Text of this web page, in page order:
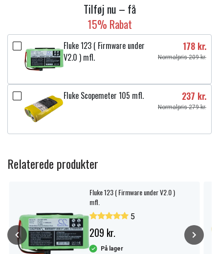
Tilføj nu – få
15% Rabat
Fluke 123 ( Firmware under
V2.0 ) mfl.
178 kr.
Normalpris 209 kr.
Fluke Scopemeter 105 mfl. 237 kr.
Normalpris 279 kr.
Relaterede produkter
Fluke 123 ( Firmware under V2.0 )
mfl.
5
209 kr.
På lager